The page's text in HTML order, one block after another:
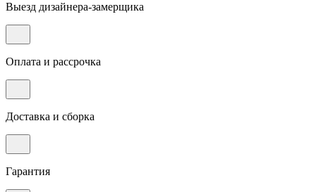
Выезд дизайнера-замерщика
Оплата и рассрочка
Доставка и сборка
Гарантия